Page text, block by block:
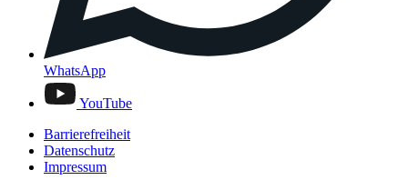
WhatsApp
YouTube
Barrierefreiheit
Datenschutz
Impressum